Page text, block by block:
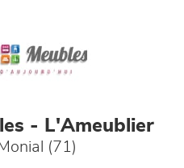
- L'Ameublier
(71)